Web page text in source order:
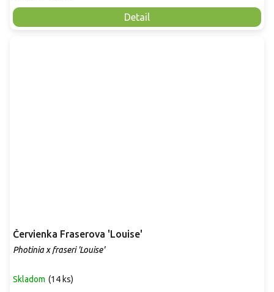
Detail
Červienka Fraserova 'Louise'
Photinia x fraseri 'Louise'
Skladom (14 ks)